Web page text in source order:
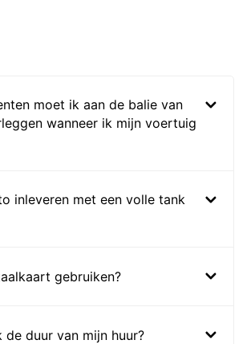
moet ik aan de balie van
wanneer ik mijn voertuig
inleveren met een volle tank
gebruiken?
de duur van mijn huur?